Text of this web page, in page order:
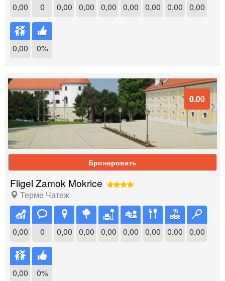
0,00 0 0,00 0,00 0,00 0,00 0,00 0,00 0,00
0,00 0%
0.00
Бронировать
Fligel Zamok Mokrice
Терме Чатеж
0,00 0 0,00 0,00 0,00 0,00 0,00 0,00 0,00
0,00 0%